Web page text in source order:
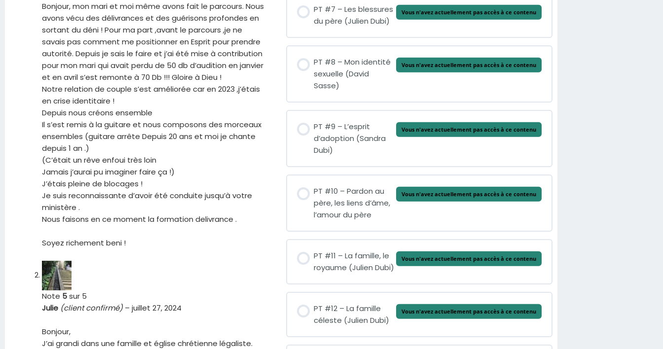
Bonjour, mon mari et moi même avons fait le parcours. Nous
avons vécu des délivrances et des guérisons profondes en
sortant du déni ! Pour ma part ,avant le parcours ,je ne
savais pas comment me positionner en Esprit pour prendre
autorité. Depuis je sais le faire et j’ai été mise à contribution
pour mon mari qui avait perdu de 50 db d’audition en janvier
et en avril s’est remonte à 70 Db !!! Gloire à Dieu !
Notre relation de couple s’est améliorée car en 2023 ,j’étais
en crise identitaire !
Depuis nous créons ensemble
Il s’est remis à la guitare et nous composons des morceaux
ensembles (guitare arrête Depuis 20 ans et moi je chante
depuis 1 an .)
(C’était un rêve enfoui très loin
Jamais j’aurai pu imaginer faire ça !)
J’étais pleine de blocages !
Je suis reconnaissante d’avoir été conduite jusqu’à votre
ministère .
Nous faisons en ce moment la formation delivrance .
Soyez richement beni !
Note 5sur 5
Julie (client confirmé) – juillet 27, 2024
Bonjour,
J’ai grandi dans une famille et église chrétienne légaliste.
PT #7 – Les blessures
du père (Julien Dubi)
Vous n'avez actuellement pas accès à ce contenu
PT #8 – Mon identité
sexuelle (David
Sasse)
Vous n'avez actuellement pas accès à ce contenu
PT #9 – L’esprit
d’adoption (Sandra
Dubi)
Vous n'avez actuellement pas accès à ce contenu
PT #10 – Pardon au
père, les liens d’âme,
l’amour du père
Vous n'avez actuellement pas accès à ce contenu
PT #11 – La famille, le
royaume (Julien Dubi)
Vous n'avez actuellement pas accès à ce contenu
PT #12 – La famille
céleste (Julien Dubi)
Vous n'avez actuellement pas accès à ce contenu